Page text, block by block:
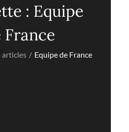
: Equipe
France
articles Equipe de France